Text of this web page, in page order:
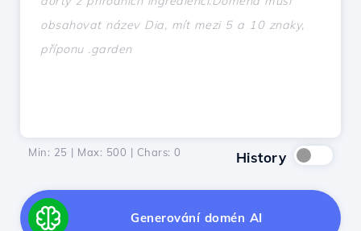
Min: 25 | Max: 500 | Chars: 0 History
Generování domén AI